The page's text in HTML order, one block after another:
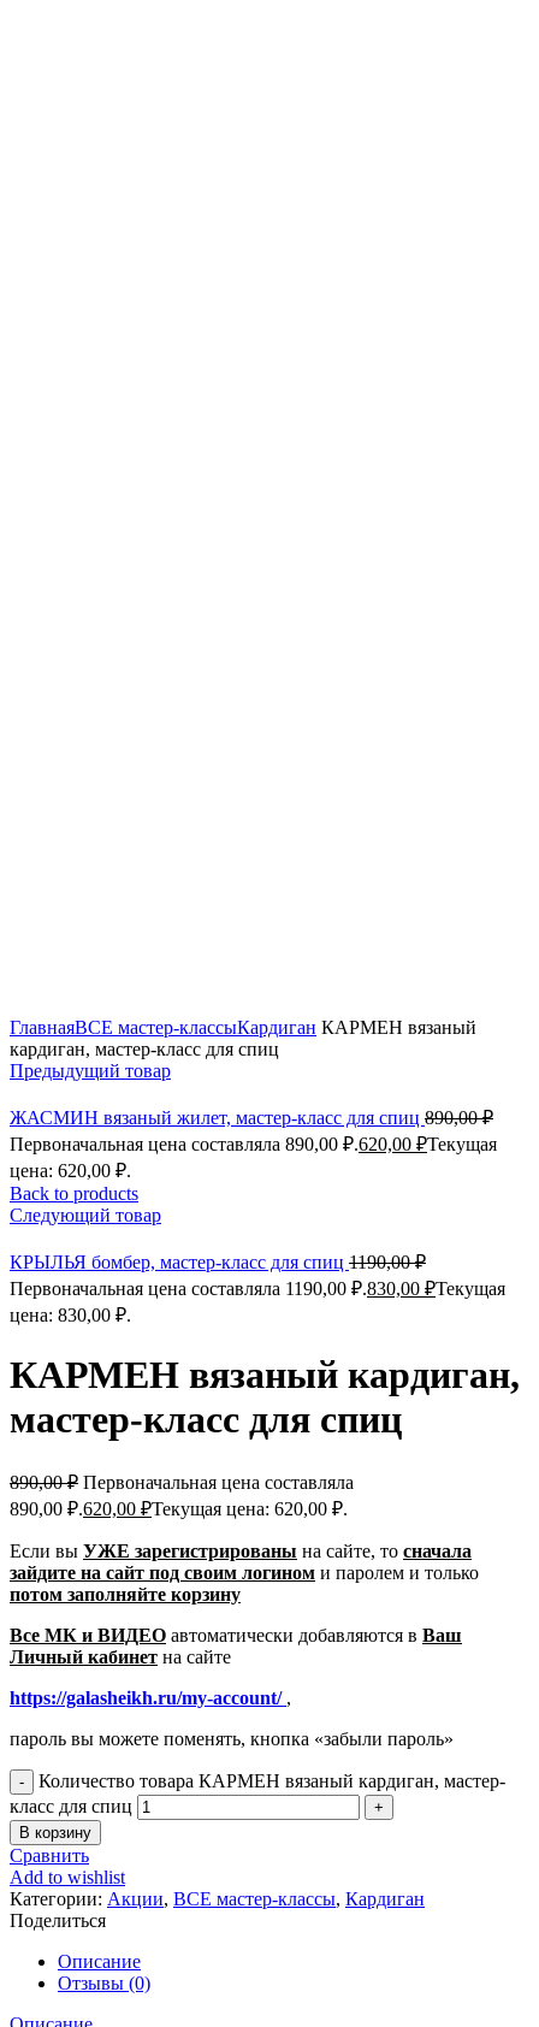
ГлавнаяВСЕ мастер-классыКардиган КАРМЕН вязаный
кардиган, мастер-класс для спиц
Предыдущий товар
ЖАСМИН вязаный жилет, мастер-класс для спиц 890,00₽
Первоначальная цена составляла 890,00 ₽.620,00 ₽Текущая
цена: 620,00 ₽.
Back to products
Следующий товар
КРЫЛЬЯ бомбер, мастер-класс для спиц 1190,00₽
Первоначальная цена составляла 1190,00 ₽.830,00 ₽Текущая
цена: 830,00 ₽.
КАРМЕН вязаный кардиган,
мастер-класс для спиц
890,00₽ Первоначальная цена составляла
890,00 ₽.620,00 ₽Текущая цена: 620,00 ₽.
Если вы УЖЕ зарегистрированы на сайте, то сначала
зайдите на сайт под своим логином и паролем и только
потом заполняйте корзину
Все МК и ВИДЕО автоматически добавляются в Ваш
Личный кабинет на сайте
https://galasheikh.ru/my-account/ ,
пароль вы можете поменять, кнопка «забыли пароль»
Количество товара КАРМЕН вязаный кардиган, мастер-
класс для спиц
В корзину
Сравнить
Add to wishlist
Категории: Акции, ВСЕ мастер-классы, Кардиган
Поделиться
Описание
Отзывы (0)